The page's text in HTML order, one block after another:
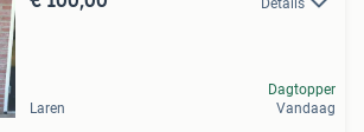
Laren
Dagtopper
Vandaag